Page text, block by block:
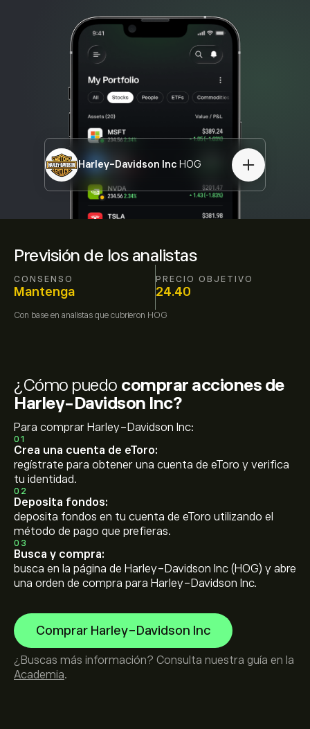
Previsión de los analistas
CONSENSO
Mantenga
PRECIO OBJETIVO
24.40
Con base en analistas que cubrieron HOG
Harley-Davidson Inc HOG
¿Cómo puedo comprar acciones de
Harley-Davidson Inc?
Para comprar Harley-Davidson Inc:
01
Crea una cuenta de eToro:
regístrate para obtener una cuenta de eToro y verifica
tu identidad.
02
Deposita fondos:
deposita fondos en tu cuenta de eToro utilizando el
método de pago que prefieras.
03
Busca y compra:
busca en la página de Harley-Davidson Inc (HOG) y abre
una orden de compra para Harley-Davidson Inc.
Comprar Harley-Davidson Inc
¿Buscas más información? Consulta nuestra guía en la
Academia.